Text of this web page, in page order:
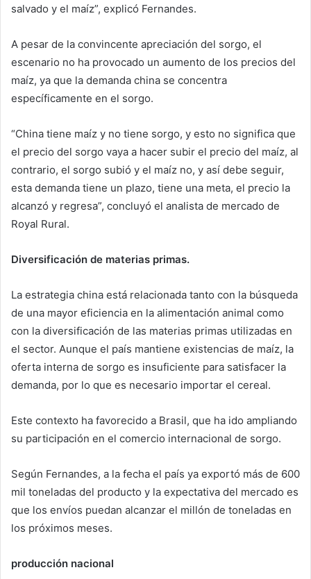
salvado y el maíz”, explicó Fernandes.
A pesar de la convincente apreciación del sorgo, el
escenario no ha provocado un aumento de los precios del
maíz, ya que la demanda china se concentra
específicamente en el sorgo.
“China tiene maíz y no tiene sorgo, y esto no significa que
el precio del sorgo vaya a hacer subir el precio del maíz, al
contrario, el sorgo subió y el maíz no, y así debe seguir,
esta demanda tiene un plazo, tiene una meta, el precio la
alcanzó y regresa”, concluyó el analista de mercado de
Royal Rural.
Diversificación de materias primas.
La estrategia china está relacionada tanto con la búsqueda
de una mayor eficiencia en la alimentación animal como
con la diversificación de las materias primas utilizadas en
el sector. Aunque el país mantiene existencias de maíz, la
oferta interna de sorgo es insuficiente para satisfacer la
demanda, por lo que es necesario importar el cereal.
Este contexto ha favorecido a Brasil, que ha ido ampliando
su participación en el comercio internacional de sorgo.
Según Fernandes, a la fecha el país ya exportó más de 600
mil toneladas del producto y la expectativa del mercado es
que los envíos puedan alcanzar el millón de toneladas en
los próximos meses.
producción nacional